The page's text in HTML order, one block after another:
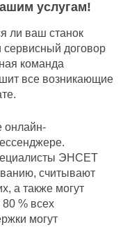
услугам!
ли ваш станок
сервисный договор
команда
все возникающие
онлайн-
ЭНСЕТ
считывают
а также могут
% всех
могут